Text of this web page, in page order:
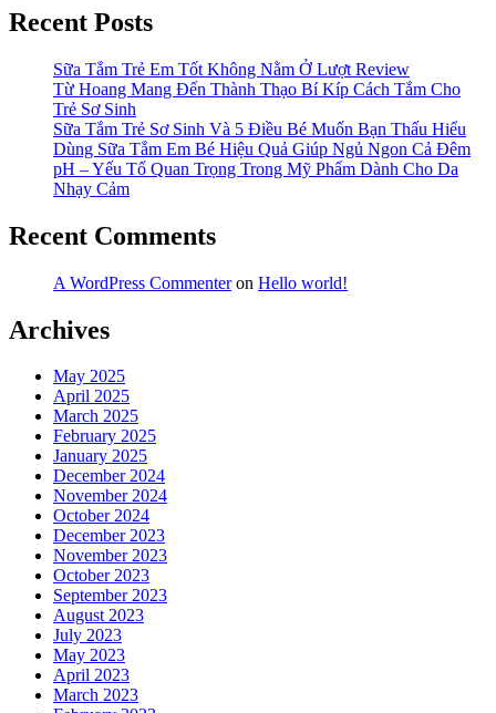
Điện
Không?
Recent Posts
Sữa Tắm Trẻ Em Tốt Không Nằm Ở Lượt Review
Từ Hoang Mang Đến Thành Thạo Bí Kíp Cách Tắm Cho
Trẻ Sơ Sinh
Sữa Tắm Trẻ Sơ Sinh Và 5 Điều Bé Muốn Bạn Thấu Hiểu
Dùng Sữa Tắm Em Bé Hiệu Quả Giúp Ngủ Ngon Cả Đêm
pH – Yếu Tố Quan Trọng Trong Mỹ Phẩm Dành Cho Da
Nhạy Cảm
Recent Comments
A WordPress Commenteron Hello world!
Archives
May 2025
April 2025
March 2025
February 2025
January 2025
December 2024
November 2024
October 2024
December 2023
November 2023
October 2023
September 2023
August 2023
July 2023
May 2023
April 2023
March 2023